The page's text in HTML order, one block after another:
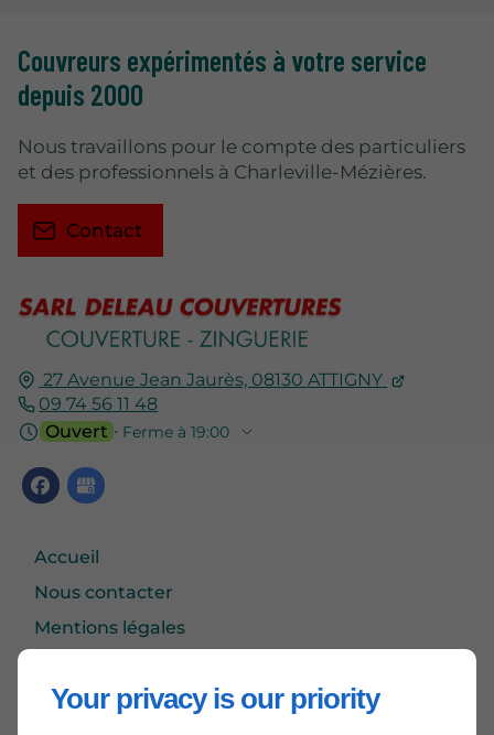
Your privacy is our priority
27 Avenue Jean Jaurès, 08130 ATTIGNY
09 74 56 11 48
Ouvert ⋅ Ferme à 19:00
Accueil
Nous contacter
Mentions légales
Couvreurs expérimentés à votre service
depuis 2000
Nous travaillons pour le compte des particuliers
et des professionnels à Charleville-Mézières.
Contact